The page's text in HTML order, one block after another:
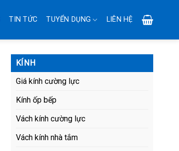
TIN TỨC TUYỂN DỤNG LIÊN HỆ
KÍNH
Giá kính cường lực
Kính ốp bếp
Vách kính cường lực
Vách kính nhà tắm